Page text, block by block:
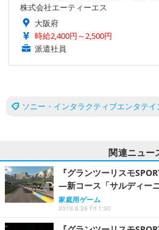
株式会社エーティーエス
大阪府
時給2,400円～2,500円
派遣社員
ソニー・インタラクティブエンタテイ
関連ニュー
『グランツーリスモ
―新コース「サルディー
家庭用ゲーム
2019.6.28 Fri 1:30